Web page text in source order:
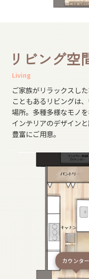
リビング​空
Living
ご家族が​リラックスし
こともある​リビングは
場所。​多種​多様な​モノ
インテリアの​デザイン
豊富に​ご用意。
カウンター